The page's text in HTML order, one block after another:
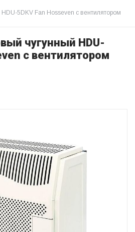
HDU-5DKV Fan Hosseven с вентилятором
чугунный HDU-
с вентилятором